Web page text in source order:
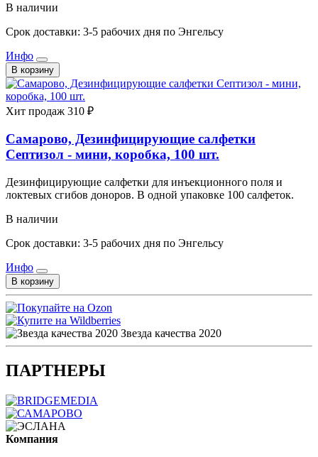
В наличии
Срок доставки: 3-5 рабочих дня по Энгельсу
Инфо
В корзину
Хит продаж 310 ₽
Самарово, Дезинфицирующие салфетки
Септизол - мини, коробка, 100 шт.
Дезинфицирующие салфетки для инъекционного поля и
локтевых сгибов доноров. В одной упаковке 100 салфеток.
В наличии
Срок доставки: 3-5 рабочих дня по Энгельсу
Инфо
В корзину
Звезда качества 2020
ПАРТНЕРЫ
Компания